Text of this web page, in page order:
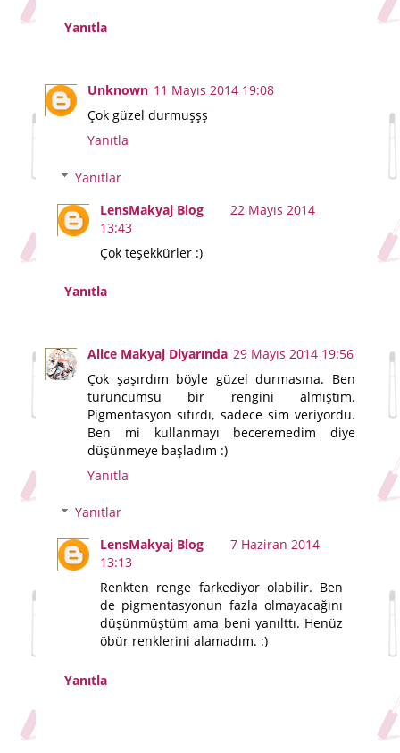
Yanıtla
Unknown 11 Mayıs 2014 19:08
Çok güzel durmuşşş
Yanıtla
Yanıtlar
LensMakyaj Blog
22 Mayıs 2014
13:43
Çok teşekkürler :)
Yanıtla
Alice Makyaj Diyarında 29 Mayıs 2014 19:56
Çok şaşırdım böyle güzel durmasına. Ben
turuncumsu bir rengini almıştım.
Pigmentasyon sıfırdı, sadece sim veriyordu.
Ben mi kullanmayı beceremedim diye
düşünmeye başladım :)
Yanıtla
Yanıtlar
LensMakyaj Blog
7 Haziran 2014
13:13
Renkten renge farkediyor olabilir. Ben
de pigmentasyonun fazla olmayacağını
düşünmüştüm ama beni yanılttı. Henüz
öbür renklerini alamadım. :)
Yanıtla